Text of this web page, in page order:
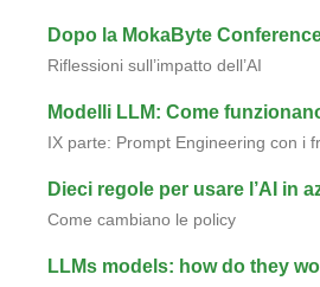
Dopo la MokaByte
Riflessioni sull’impatto dell’AI
Modelli LLM: Come
IX parte: Prompt Engineering con i
Dieci regole per usare l’AI in
Come cambiano le policy
LLMs models: how do they